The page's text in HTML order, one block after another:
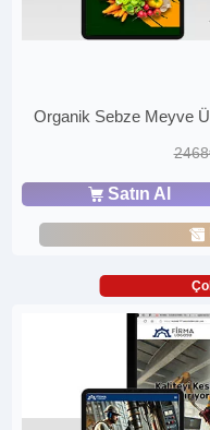
Organik Sebze Meyve
Satın Al